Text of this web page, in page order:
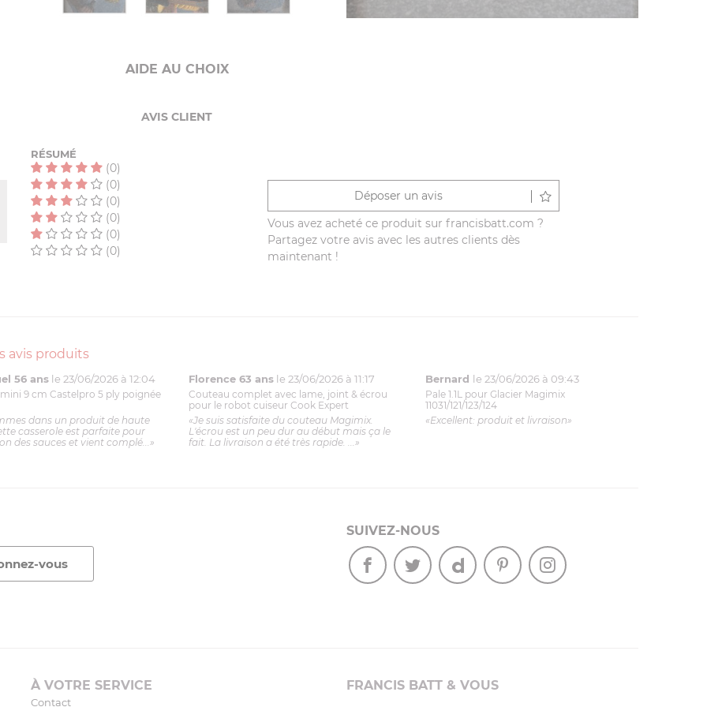
AIDE AU CHOIX
AVIS CLIENT
RÉSUMÉ
(0)
(0)
(0)
(0)
(0)
(0)
Déposer un avis
Vous avez acheté ce produit sur francisbatt.com ?
Partagez votre avis avec les autres clients dès
maintenant !
avis produits
56 ans le 23/06/2026 à 12:04
9 cm Castelpro 5 ply poignée
dans un produit de haute
casserole est parfaite pour
des sauces et vient complé...»
Florence 63 ans le 23/06/2026 à 11:17
Couteau complet avec lame, joint & écrou
pour le robot cuiseur Cook Expert
«Je suis satisfaite du couteau Magimix.
L'écrou est un peu dur au début mais ça le
fait. La livraison a été très rapide. ...»
Bernard le 23/06/2026 à 09:43
Pale 1.1L pour Glacier Magimix
11031/121/123/124
«Excellent: produit et livraison»
SUIVEZ-NOUS
À VOTRE SERVICE
Contact
FRANCIS BATT & VOUS